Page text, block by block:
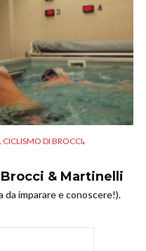
CICLISMO DI BROCCI,
& Martinelli
da imparare e conoscere!).